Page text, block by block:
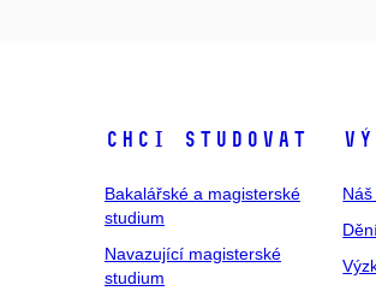
Chci studovat
Bakalářské a magisterské
studium
Navazující magisterské
studium